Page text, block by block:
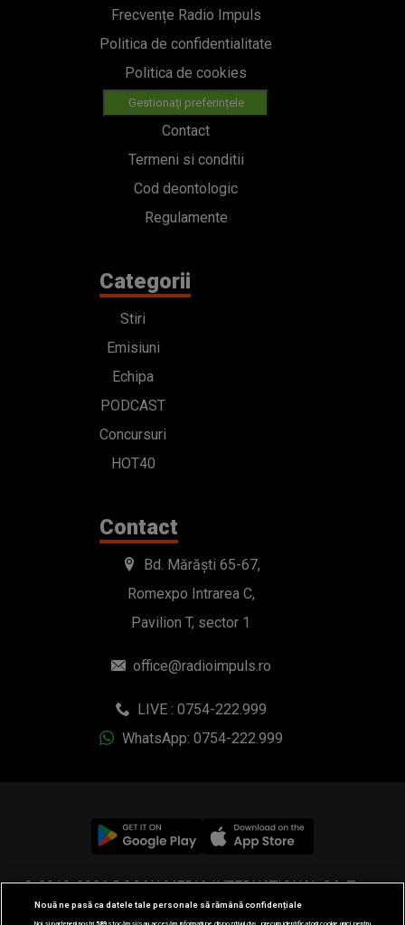
Frecvențe Radio Impuls
Politica de confidentialitate
Politica de cookies
Gestionați preferințele
Contact
Termeni si conditii
Cod deontologic
Regulamente
Categorii
Stiri
Emisiuni
Echipa
PODCAST
Concursuri
HOT40
Contact
Bd. Mărăști 65-67,
Romexpo Intrarea C,
Pavilion T, sector 1
office@radioimpuls.ro
LIVE : 0754-222.999
WhatsApp: 0754-222.999
© 2019-2026 DOGAN MEDIA INTERNATIONAL SA, Toate
drepturile rezervate.
Nouă ne pasă ca datele tale personale să rămână confidențiale
Noi și partenerii noștri589stocăm și/sau accesăm informații pe dispozitivul dvs., precum identificatorii cookie unici pentru